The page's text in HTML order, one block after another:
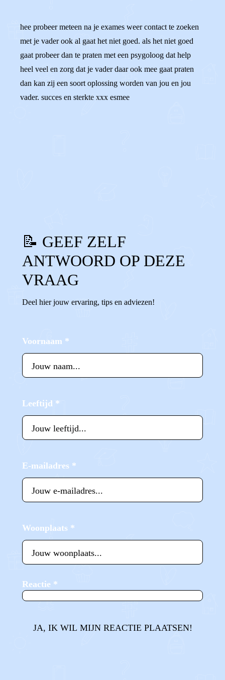
hee probeer meteen na je exames weer contact te zoeken
met je vader ook al gaat het niet goed. als het niet goed
gaat probeer dan te praten met een psygoloog dat help
heel veel en zorg dat je vader daar ook mee gaat praten
dan kan zij een soort oplossing worden van jou en jou
vader. succes en sterkte xxx esmee
📝 GEEF ZELF
ANTWOORD OP DEZE
VRAAG
Deel hier jouw ervaring, tips en adviezen!
Voornaam *
Leeftijd *
E-mailadres *
Woonplaats *
Reactie *
JA, IK WIL MIJN REACTIE PLAATSEN!